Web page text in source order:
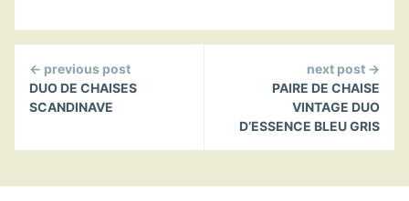
Continue
Reading
← previous post
DUO DE CHAISES
SCANDINAVE
next post →
PAIRE DE CHAISE
VINTAGE DUO
D’ESSENCE BLEU GRIS